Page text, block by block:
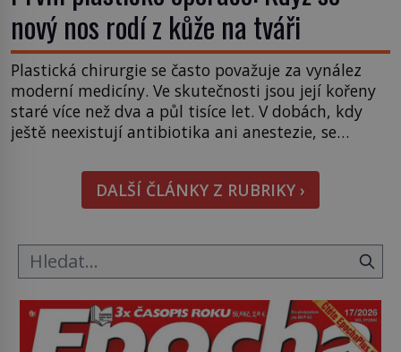
nový nos rodí z kůže na tváři
Plastická chirurgie se často považuje za vynález
moderní medicíny. Ve skutečnosti jsou její kořeny
staré více než dva a půl tisíce let. V dobách, kdy
ještě neexistují antibiotika ani anestezie, se
znetvořené válkou, tresty nebo nehodami. Jejich
metody jsou překvapivě promyšlené a některé
principy používají chirurgové dodnes. Úplně první
DALŠÍ ČLÁNKY Z RUBRIKY ›